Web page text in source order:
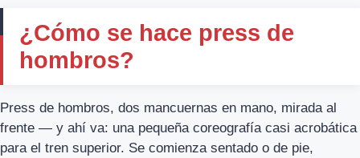
¿Cómo se hace press de
hombros?
Press de hombros, dos mancuernas en mano, mirada al
frente — y ahí va: una pequeña coreografía casi acrobática
para el tren superior. Se comienza sentado o de pie,